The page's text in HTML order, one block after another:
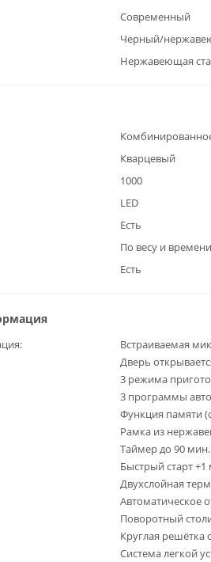
Современный
Черный/
Нержавеющая
Кварцевый
1000
LED
Есть
По весу и времени
Есть
Встраиваемая
Дверь
3 режима
3 программы
Функция памяти
Рамка из
Таймер до 90 мин.
Быстрый старт +1
Двухслойная
Автоматическое
Поворотный
Круглая решётка
Система легкой